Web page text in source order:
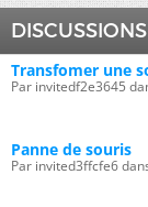
Transfomer une
Par invitedf2e3645
Panne de souris
Par invited3ffcfe6